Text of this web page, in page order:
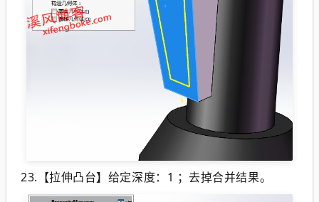
23.【拉伸凸台】给定深度：1 ；去掉合并结果。